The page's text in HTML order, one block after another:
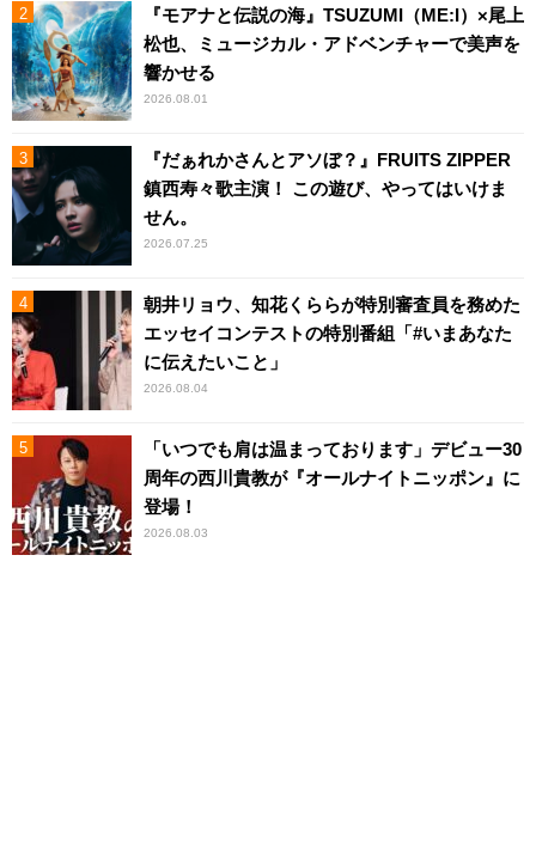
『モアナと伝説の海』TSUZUMI（ME:I）×尾上
松也、ミュージカル・アドベンチャーで美声を
響かせる
2026.08.01
『だぁれかさんとアソぼ？』FRUITS ZIPPER
鎮西寿々歌主演！ この遊び、やってはいけま
せん。
2026.07.25
朝井リョウ、知花くららが特別審査員を務めた
エッセイコンテストの特別番組「#いまあなた
に伝えたいこと」
2026.08.04
「いつでも肩は温まっております」デビュー30
周年の西川貴教が『オールナイトニッポン』に
登場！
2026.08.03